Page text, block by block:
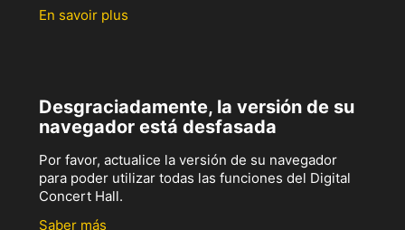
En savoir plus
Desgraciadamente, la versión de su
navegador está desfasada
Por favor, actualice la versión de su navegador
para poder utilizar todas las funciones del Digital
Concert Hall.
Saber más